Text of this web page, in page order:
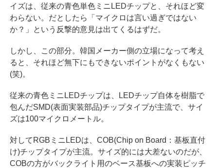
イズは、従来の青色単色ミニLEDチップと、それほど変
わらない。だとしたら「マイクロは言い過ぎではない
か？」という反撃的意見は出てくるはずだ。
しかし、この部分。韓国メーカー側の立場になって考え
ると、それほど無下にもできないポイントがなくもない
(笑)。
従来の青色ミニLEDチップは、LEDチップ自体を樹脂で
包んだSMD(表面実装部品)チップタイプが主流で、サイ
ズは100マイクロメートル。
対してRGBミニLEDは、COB(Chip on Board：基板直付
け)チップタイプが主流。サイズ的には大差ないのだが、
COBの方がバックライト用のベース基板への実装ピッチ